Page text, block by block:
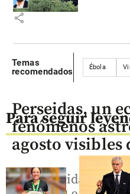
share
Temas
recomendados
Ébola
Para seguir
Perseidas, un
fenómenos
agosto visibles
Las perseidas y un